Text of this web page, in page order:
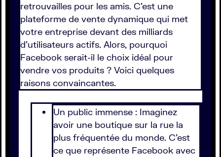
retrouvailles pour les amis. C'est une
plateforme de vente dynamique qui met
votre entreprise devant des milliards
d'utilisateurs actifs. Alors, pourquoi
Facebook serait-il le choix idéal pour
vendre vos produits ? Voici quelques
raisons convaincantes.
Un public immense : Imaginez
avoir une boutique sur la rue la
plus fréquentée du monde. C'est
ce que représente Facebook avec